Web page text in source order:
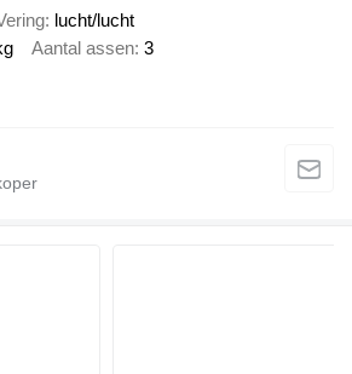
lucht/lucht
Aantal assen 3